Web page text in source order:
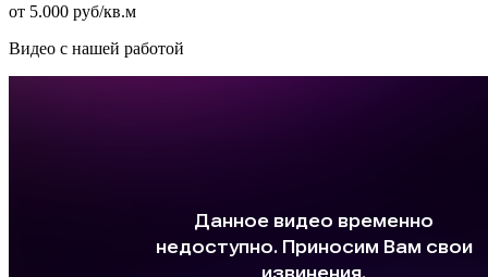
от 5.000 руб/кв.м
Видео с нашей работой